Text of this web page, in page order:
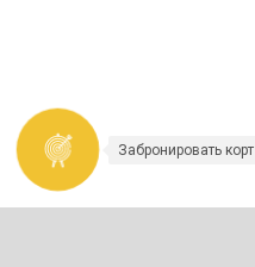
Забронировать корт